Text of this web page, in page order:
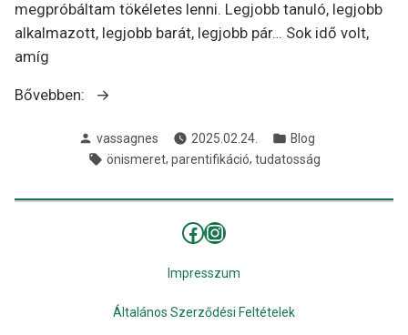
megpróbáltam tökéletes lenni. Legjobb tanuló, legjobb
alkalmazott, legjobb barát, legjobb pár… Sok idő volt,
amíg
Bővebben:
„Egy
tanácsadó
naplója
Szerző
vassagnes 2025.02.24. Kategória:
Blog
Címkék:
önismeret, parentifikáció, tudatosság
Facebook
Instagram
Impresszum
Általános Szerződési Feltételek